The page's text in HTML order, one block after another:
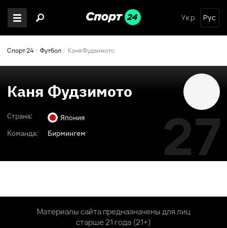
Укр Рус
Спорт 24 Футбол Каня Фудзимото
Каня Фудзимото
Страна:
Япония
Команда:
Бирмингем 27
Материалы сайта предназначены для лиц
старше 21 года (21+)